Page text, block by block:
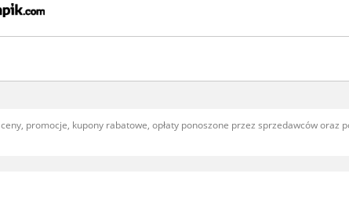
promocje, kupony rabatowe, opłaty ponoszone przez sprzedawców oraz